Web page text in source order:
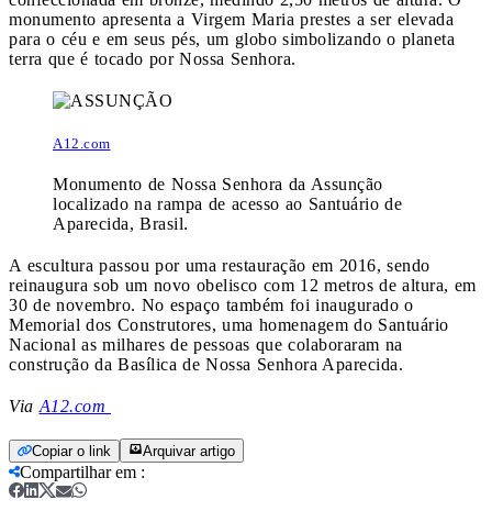
monumento apresenta a Virgem Maria prestes a ser elevada
para o céu e em seus pés, um globo simbolizando o planeta
terra que é tocado por Nossa Senhora.
A12.com
Monumento de Nossa Senhora da Assunção
localizado na rampa de acesso ao Santuário de
Aparecida, Brasil.
A escultura passou por uma restauração em 2016, sendo
reinaugura sob um novo obelisco com 12 metros de altura, em
30 de novembro. No espaço também foi inaugurado o
Memorial dos Construtores, uma homenagem do Santuário
Nacional as milhares de pessoas que colaboraram na
construção da Basílica de Nossa Senhora Aparecida.
Via A12.com
Copiar o link Arquivar artigo
Compartilhar em :